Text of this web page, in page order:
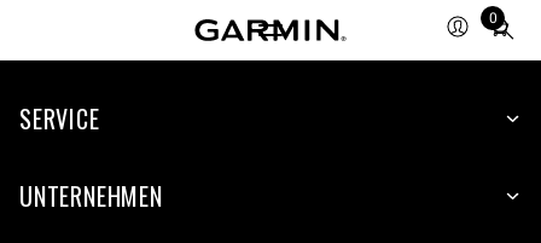
0
Total
SERVICE
UNTERNEHMEN